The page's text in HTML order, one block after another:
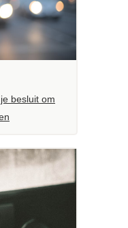
besluit om